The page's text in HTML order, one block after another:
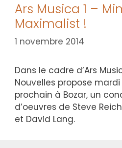
Ars Musica 1 –
Maximalist !
1 novembre 2014
Dans le cadre d’Ars
Nouvelles propose mardi
prochain à Bozar, un
d’oeuvres de Steve
et David Lang.